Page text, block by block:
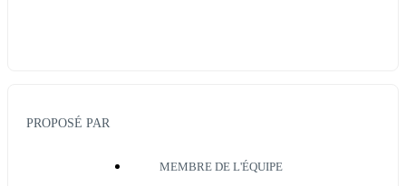
PROPOSÉ PAR
MEMBRE DE L'ÉQUIPE